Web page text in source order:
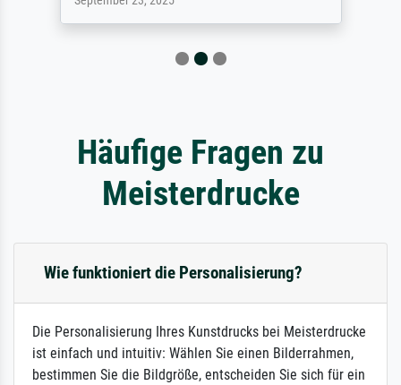
Häufige Fragen zu
Meisterdrucke
Wie funktioniert die Personalisierung?
Die Personalisierung Ihres Kunstdrucks bei Meisterdrucke
ist einfach und intuitiv: Wählen Sie einen Bilderrahmen,
bestimmen Sie die Bildgröße, entscheiden Sie sich für ein